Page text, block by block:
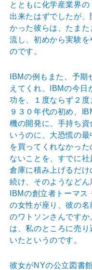
とともに化学産業界
出来たはずでしたが
かった彼らは、たま
流し、初めから実験
のです。
IBMの例もまた、予
えてくれ、IBMの今日
功を、１度ならず２度
９３０年代の初め、
機の開発に、手持ち
いうのに、大恐慌の
を買ってくれなかっ
ないことを、すでに
倉庫に積み上げるだ
続け、そのようなど
IBMの創立者トーマ
の女性が座り、彼の
のワトソンさんです
は、私のところに売
いたというのです。
彼女がNYの公立図書